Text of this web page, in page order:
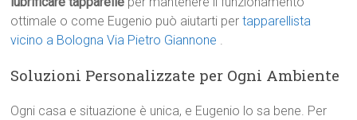
ottimale o come Eugenio può aiutarti pertapparellista
vicino a Bologna Via Pietro Giannone .
Soluzioni Personalizzate per Ogni Ambiente
Ogni casa e situazione è unica, e Eugenio lo sa bene. Per